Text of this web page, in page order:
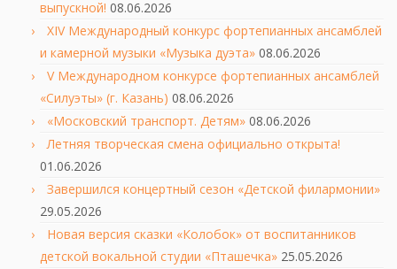
выпускной! 08.06.2026
XIV Международный конкурс фортепианных ансамблей
и камерной музыки «Музыка дуэта» 08.06.2026
V Международном конкурсе фортепианных ансамблей
«Силуэты» (г. Казань) 08.06.2026
«Московский транспорт. Детям» 08.06.2026
Летняя творческая смена официально открыта!
01.06.2026
Завершился концертный сезон «Детской филармонии»
29.05.2026
Новая версия сказки «Колобок» от воспитанников
детской вокальной студии «Пташечка» 25.05.2026